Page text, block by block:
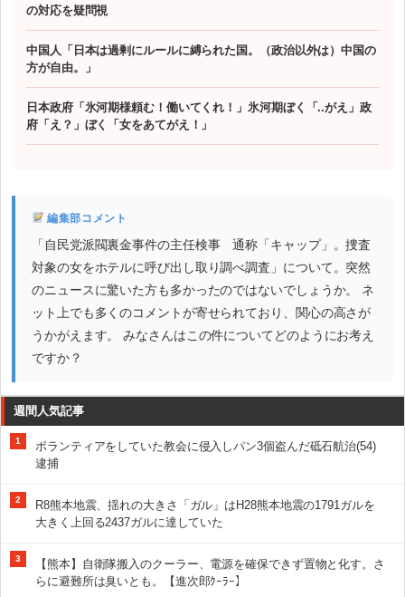
の対応を疑問視
中国人「日本は過剰にルールに縛られた国。（政治以外は）中国の
方が自由。」
日本政府「氷河期様頼む！働いてくれ！」氷河期ぼく「..がえ」政
府「え？」ぼく「女をあてがえ！」
編集部コメント
「自民党派閥裏金事件の主任検事 通称「キャップ」。捜査
対象の女をホテルに呼び出し取り調べ調査」について。突然
のニュースに驚いた方も多かったのではないでしょうか。 ネ
ット上でも多くのコメントが寄せられており、関心の高さが
うかがえます。 みなさんはこの件についてどのようにお考え
ですか？
週間人気記事
1
ボランティアをしていた教会に侵入しパン3個盗んだ砥石航治(54)
逮捕
2
R8熊本地震、揺れの大きさ「ガル」はH28熊本地震の1791ガルを
大きく上回る2437ガルに達していた
3
【熊本】自衛隊搬入のクーラー、電源を確保できず置物と化す。さ
らに避難所は臭いとも。【進次郎ｸｰﾗｰ】